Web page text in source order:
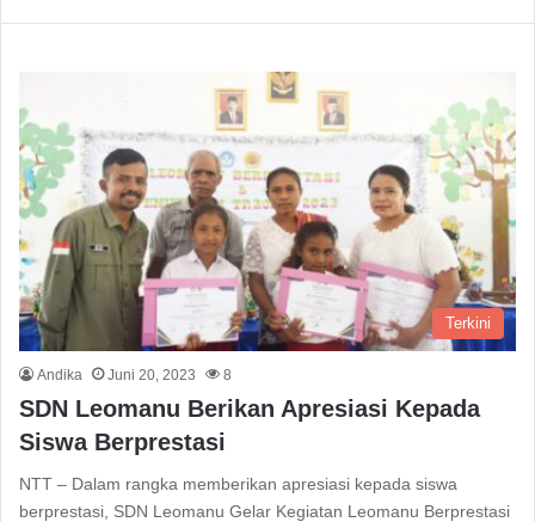
Terkini
Andika Juni 20, 2023 8
SDN Leomanu Berikan Apresiasi Kepada
Siswa Berprestasi
NTT – Dalam rangka memberikan apresiasi kepada siswa
berprestasi, SDN Leomanu Gelar Kegiatan Leomanu Berprestasi